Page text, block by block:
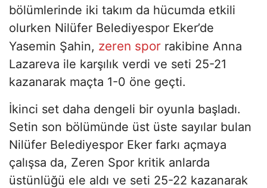
bölümlerinde iki takım da hücumda etkili
olurken Nilüfer Belediyespor Eker’de
Yasemin Şahin, zeren spor rakibine Anna
Lazareva ile karşılık verdi ve seti 25-21
kazanarak maçta 1-0 öne geçti.
İkinci set daha dengeli bir oyunla başladı.
Setin son bölümünde üst üste sayılar bulan
Nilüfer Belediyespor Eker farkı açmaya
çalışsa da, Zeren Spor kritik anlarda
üstünlüğü ele aldı ve seti 25-22 kazanarak